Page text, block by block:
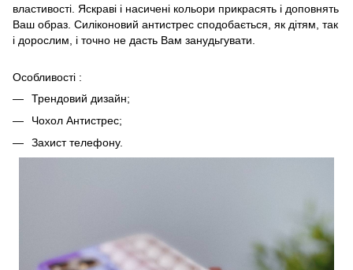
властивості. Яскраві і насичені кольори прикрасять і доповнять
Ваш образ. Силіконовий антистрес сподобається, як дітям, так
і дорослим, і точно не дасть Вам занудьгувати.
Особливості :
Трендовий дизайн;
Чохол Антистрес;
Захист телефону.